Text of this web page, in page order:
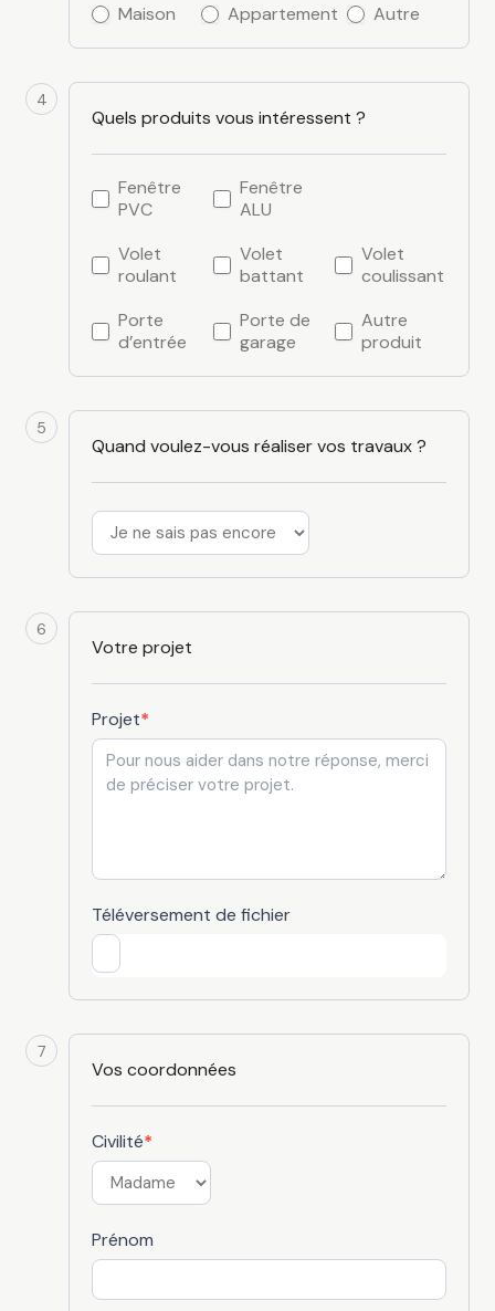
Maison Appartement Autre
4
Quels produits vous intéressent ?
Fenêtre
PVC
Fenêtre
ALU
Volet
roulant
Volet
battant
Volet
coulissant
Porte
d’entrée
Porte de
garage
Autre
produit
5
Quand voulez-vous réaliser vos travaux ?
6
Votre projet
Projet*
Téléversement de fichier
7
Vos coordonnées
Civilité*
Prénom